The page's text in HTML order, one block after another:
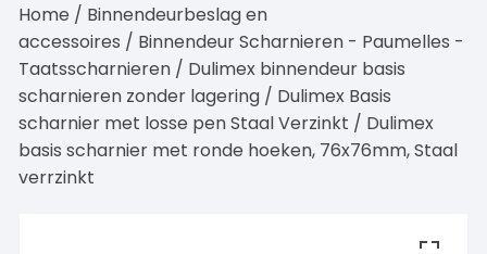
Home / Binnendeurbeslag en
accessoires / Binnendeur Scharnieren - Paumelles -
Taatsscharnieren / Dulimex binnendeur basis
scharnieren zonder lagering / Dulimex Basis
scharnier met losse pen Staal Verzinkt / Dulimex
basis scharnier met ronde hoeken, 76x76mm, Staal
verrzinkt